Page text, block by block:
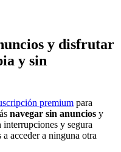
y disfrutar
y sin
premium para
navegar sin anuncios y
y segura
a acceder a ninguna otra